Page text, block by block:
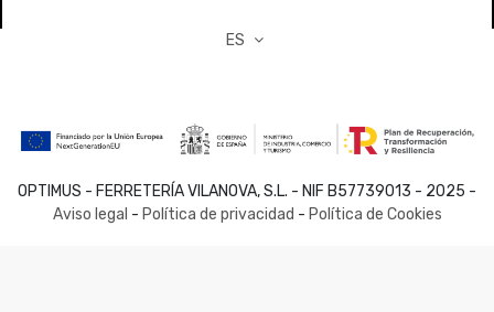
ES
OPTIMUS - FERRETERÍA VILANOVA, S.L. - NIF B57739013 - 2025 -
Aviso legal - Política de privacidad - Política de Cookies